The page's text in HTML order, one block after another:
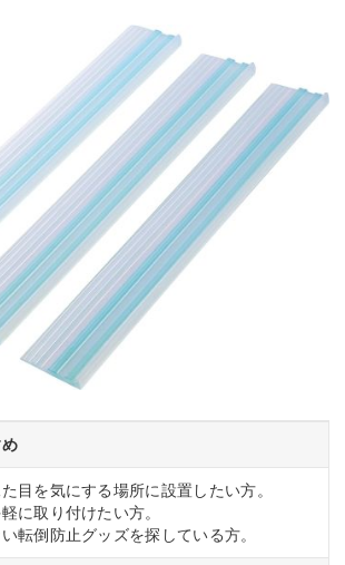
目を気にする場所に設置したい方。
に取り付けたい方。
転倒防止グッズを探している方。